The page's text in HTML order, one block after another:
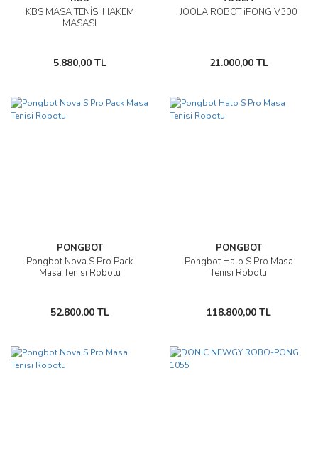
KBS MASA TENİSİ HAKEM
MASASI
5.880,00 TL
JOOLA ROBOT iPONG V300
21.000,00 TL
PONGBOT
Pongbot Nova S Pro Pack
Masa Tenisi Robotu
52.800,00 TL
PONGBOT
Pongbot Halo S Pro Masa
Tenisi Robotu
118.800,00 TL